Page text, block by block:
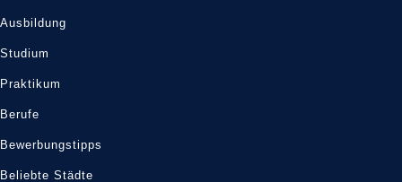
Ausbildung
Studium
Praktikum
Berufe
Bewerbungstipps
Beliebte Städte